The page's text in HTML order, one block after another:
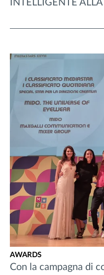
INTELLIGENTE
AWARDS
Con la campagna di